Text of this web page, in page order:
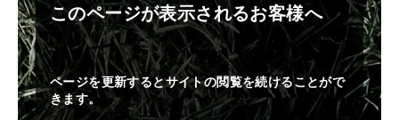
このページが表示されるお客様へ
ページを更新するとサイトの閲覧を続けることがで
きます。